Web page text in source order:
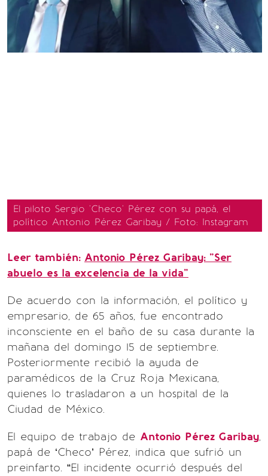
El piloto Sergio 'Checo' Pérez con su papá, el
político Antonio Pérez Garibay / Foto: Instagram
Leer también: Antonio Pérez Garibay: "Ser
abuelo es la excelencia de la vida"
De acuerdo con la información, el político y
empresario, de 65 años, fue encontrado
inconsciente en el baño de su casa durante la
mañana del domingo 15 de septiembre.
Posteriormente recibió la ayuda de
paramédicos de la Cruz Roja Mexicana,
quienes lo trasladaron a un hospital de la
Ciudad de México.
El equipo de trabajo de Antonio Pérez Garibay,
papá de ‘Checo’ Pérez, indica que sufrió un
preinfarto. “El incidente ocurrió después del